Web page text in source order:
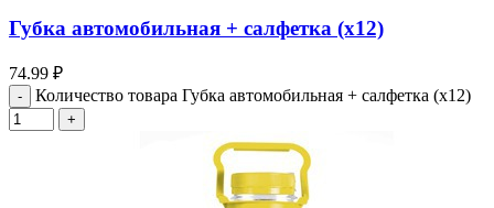
Губка автомобильная + салфетка (х12)
74.99 ₽
Количество товара Губка автомобильная + салфетка (х12)